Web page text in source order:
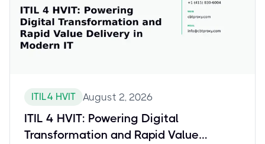
ITIL 4 HVIT August 2, 2026
ITIL 4 HVIT: Powering Digital
Transformation and Rapid Value